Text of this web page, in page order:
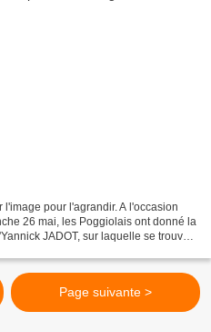
pour l'agrandir. A l'occasion
26 mai, les Poggiolais ont donné la
JADOT, sur laquelle se trouve
Page suivante >